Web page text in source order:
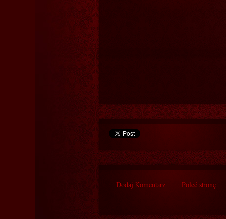
Dodaj Komentarz Poleć stronę